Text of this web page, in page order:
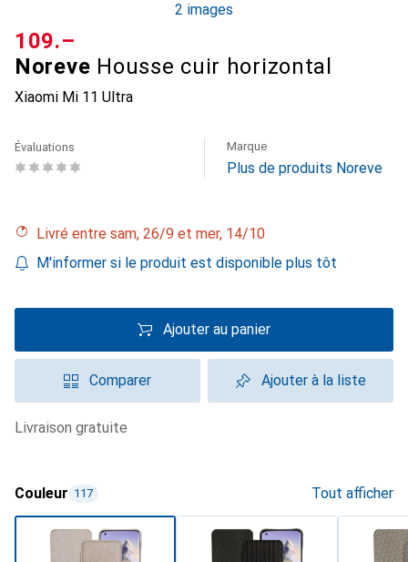
2 images
Noreve Housse cuir horizontal
Xiaomi Mi 11 Ultra
CHF
109.–
Évaluations Marque
Plus de produits Noreve
Livré entre sam, 26/9 et mer, 14/10
M'informer si le produit est disponible plus tôt
Ajouter au panier
Comparer Ajouter à la liste
livraison gratuite
Couleur 117 Tout afficher